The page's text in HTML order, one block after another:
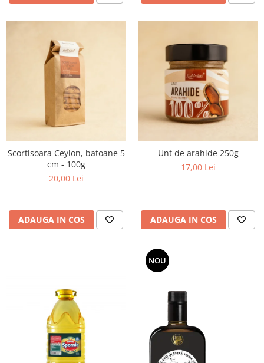
Scortisoara Ceylon, batoane 5
cm - 100g
20,00 Lei
ADAUGA IN COS
Unt de arahide 250g
17,00 Lei
ADAUGA IN COS
NOU